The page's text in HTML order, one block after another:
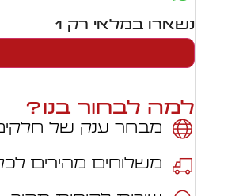
נשארו במלאי רק 1
למה לבחור בנו?
מבחר ענק של חלקים
משלוחים מהירים